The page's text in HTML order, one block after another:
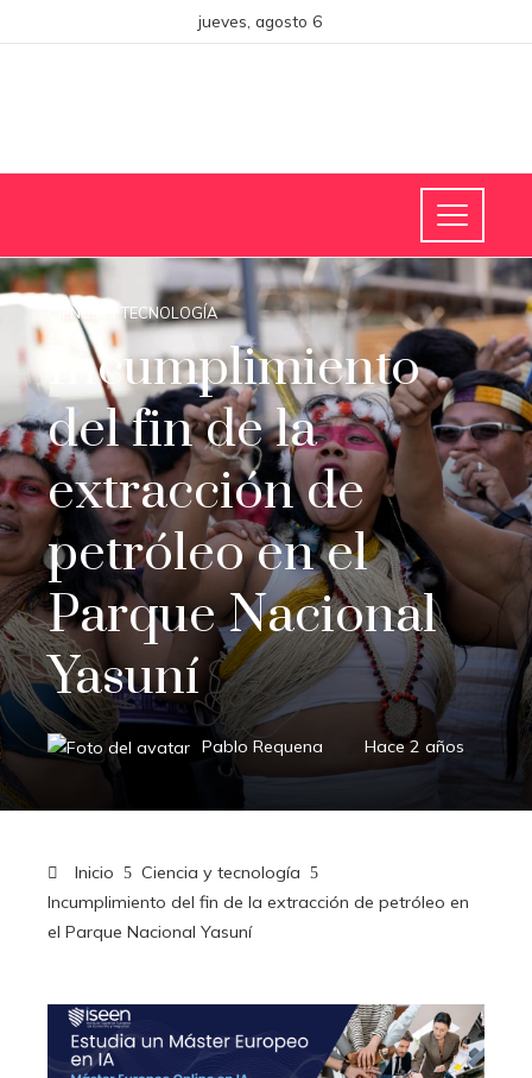
jueves, agosto 6
CIENCIA Y TECNOLOGÍA
Incumplimiento
del fin de la
extracción de
petróleo en el
Parque Nacional
Yasuní
Pablo Requena Hace 2 años
Inicio
Ciencia y tecnología
Incumplimiento del fin de la extracción de petróleo en
el Parque Nacional Yasuní